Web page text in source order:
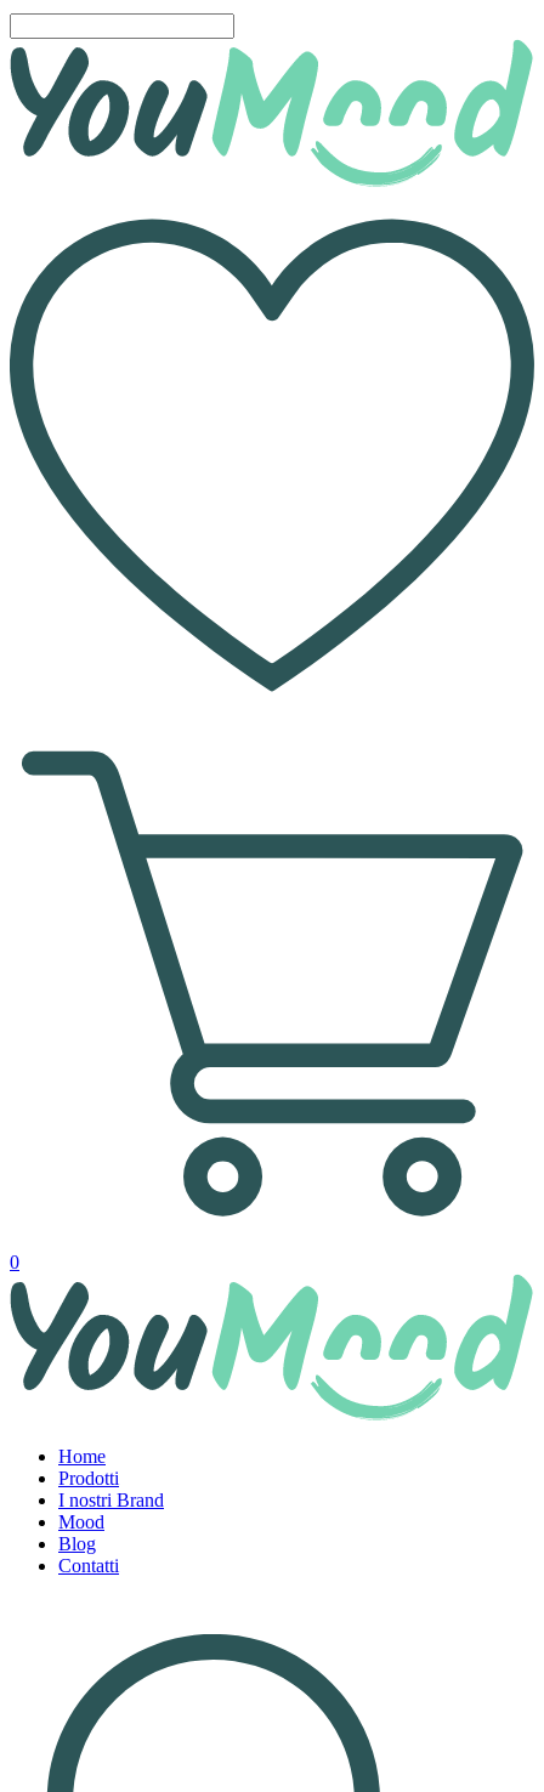
0
Home
Prodotti
I nostri Brand
Mood
Blog
Contatti